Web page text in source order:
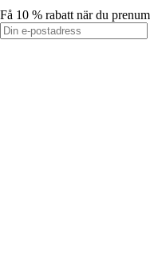
Få 10 % rabatt när du